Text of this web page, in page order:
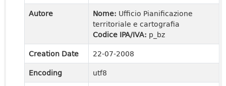
Autore
Nome: Ufficio Pianificazione
territoriale e cartografia
Codice IPA/IVA: p_bz
Creation Date
22-07-2008
Encoding
utf8